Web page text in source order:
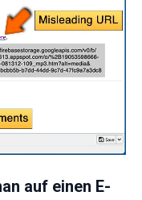
auf einen E-